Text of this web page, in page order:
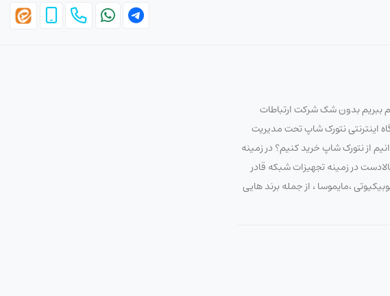
تلگرام واتس اپتلفن موبایل ایتا
ببریم بدون شک شرکت ارتباطات
اینترنتی نتورک شاپ تحت مدیریت
از نتورک شاپ خرید کنیم؟ در زمینه
در زمینه تجهیزات شبکه قادر
،مایموسا ، از جمله برند هایی